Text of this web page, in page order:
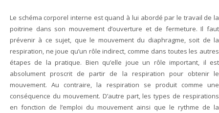
Le schéma corporel interne est quand à lui abordé par le travail de la
poitrine dans son mouvement d’ouverture et de fermeture. Il faut
prévenir à ce sujet, que le mouvement du diaphragme, soit de la
respiration, ne joue qu’un rôle indirect, comme dans toutes les autres
étapes de la pratique. Bien qu’elle joue un rôle important, il est
absolument proscrit de partir de la respiration pour obtenir le
mouvement. Au contraire, la respiration se produit comme une
conséquence du mouvement. D’autre part, les types de respirations
en fonction de l’emploi du mouvement ainsi que le rythme de la